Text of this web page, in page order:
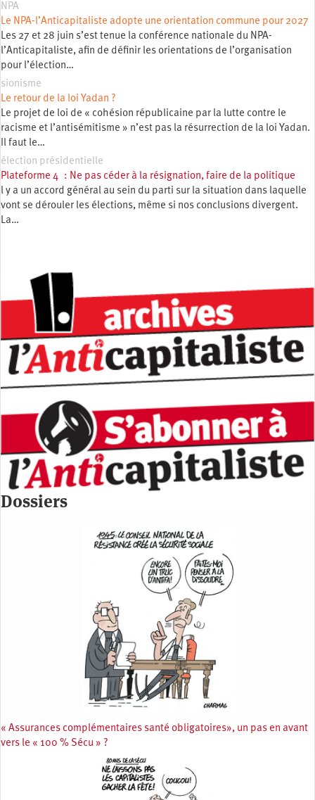
NPA
Le NPA-l’Anticapitaliste adopte une orientation commune pour 2027
Les 27 et 28 juin s’est tenue la conférence nationale du NPA-
l’Anticapitaliste, afin de définir les orientations de l’organisation
pour l’élection…
sionisme
Le retour de la loi Yadan ?
Le projet de loi de « cohésion républicaine par la lutte contre le
racisme et l’antisémitisme » n’est pas la résurrection de la loi Yadan.
Il faut le…
élection présidentielle
Plateforme 4 : Ne pas céder à la résignation, faire de la politique
l y a un accord général au sein du parti sur la situation dans laquelle
vont se dérouler les élections, même si nos conclusions divergent.
La…
Dossiers
« Assurances complémentaires santé obligatoires», un pas en avant
vers le « 100 % Sécu » ?